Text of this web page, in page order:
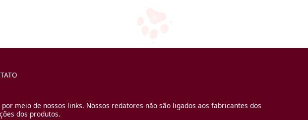
meio de nossos links. Nossos redatores não são ligados aos fabricantes dos
dos produtos.